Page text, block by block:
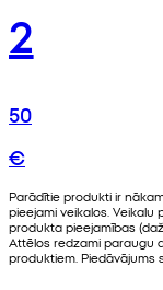
2
50
€
Parādītie produkti ir
pieejami veikalos.
produkta pieejamības
Attēlos redzami paraugu
produktiem. Piedāvājums